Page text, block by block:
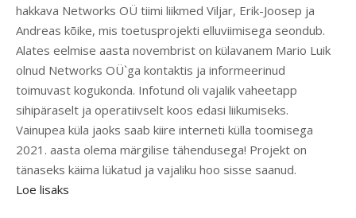
hakkava Networks OÜ tiimi liikmed Viljar, Erik-Joosep ja
Andreas kõike, mis toetusprojekti elluviimisega seondub.
Alates eelmise aasta novembrist on külavanem Mario Luik
olnud Networks OÜ`ga kontaktis ja informeerinud
toimuvast kogukonda. Infotund oli vajalik vaheetapp
sihipäraselt ja operatiivselt koos edasi liikumiseks.
Vainupea küla jaoks saab kiire interneti külla toomisega
2021. aasta olema märgilise tähendusega! Projekt on
tänaseks käima lükatud ja vajaliku hoo sisse saanud.
Loe lisaks